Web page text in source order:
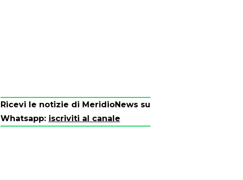
Ricevi le notizie di MeridioNews su
Whatsapp: iscriviti al canale